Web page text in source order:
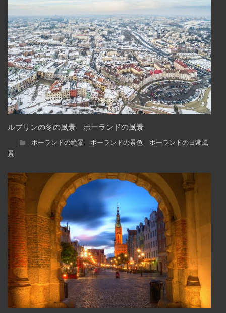
ルブリンの冬の風景 ポーランドの風景
ポーランドの絶景 ポーランドの景色 ポーランドの日常風
景